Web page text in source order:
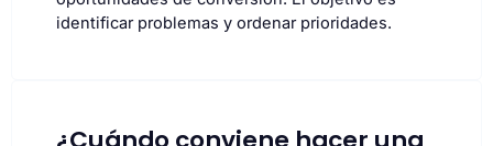
identificar problemas y ordenar prioridades.